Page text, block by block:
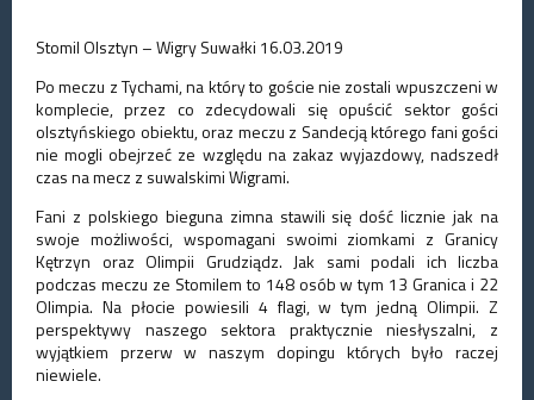
Stomil Olsztyn – Wigry Suwałki 16.03.2019
Po meczu z Tychami, na który to goście nie zostali wpuszczeni w
komplecie, przez co zdecydowali się opuścić sektor gości
olsztyńskiego obiektu, oraz meczu z Sandecją którego fani gości
nie mogli obejrzeć ze względu na zakaz wyjazdowy, nadszedł
czas na mecz z suwalskimi Wigrami.
Fani z polskiego bieguna zimna stawili się dość licznie jak na
swoje możliwości, wspomagani swoimi ziomkami z Granicy
Kętrzyn oraz Olimpii Grudziądz. Jak sami podali ich liczba
podczas meczu ze Stomilem to 148 osób w tym 13 Granica i 22
Olimpia. Na płocie powiesili 4 flagi, w tym jedną Olimpii. Z
perspektywy naszego sektora praktycznie niesłyszalni, z
wyjątkiem przerw w naszym dopingu których było raczej
niewiele.